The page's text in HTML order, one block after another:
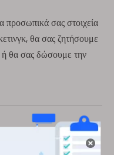
σας στοιχεία
θα σας ζητήσουμε
ή θα σας δώσουμε την
μου;